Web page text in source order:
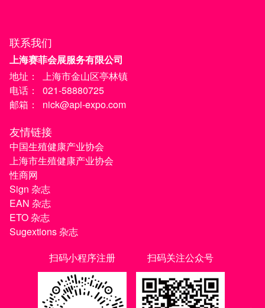
联系我们
上海赛菲会展服务有限公司
地址：
上海市金山区亭林镇
电话：
021-58880725
邮箱：
nick@api-expo.com
友情链接
中国生殖健康产业协会
上海市生殖健康产业协会
性商网
Sign 杂志
EAN 杂志
ETO 杂志
Sugextions 杂志
扫码小程序注册
扫码关注公众号